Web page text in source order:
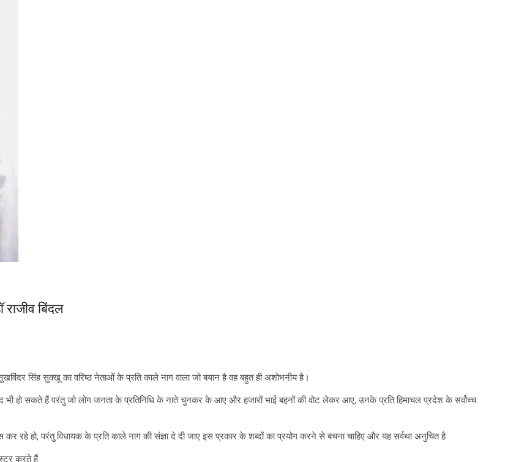
बिंदल
सिंह सुक्खू का वरिष्ठ नेताओं के प्रति काले नाग वाला जो बयान है वह बहुत ही अशोभनीय है।
हो सकते हैं परंतु जो लोग जनता के प्रतिनिधि के नाते चुनकर के आए और हजारों भाई बहनों की वोट लेकर आए, उनके प्रति हिमाचल प्रदेश के सर्वोच्च
रहे हो, परंतु विधायक के प्रति काले नाग की संज्ञा दे दी जाए इस प्रकार के शब्दों का प्रयोग करने से बचना चाहिए और यह सर्वथा अनुचित है
करते हैं